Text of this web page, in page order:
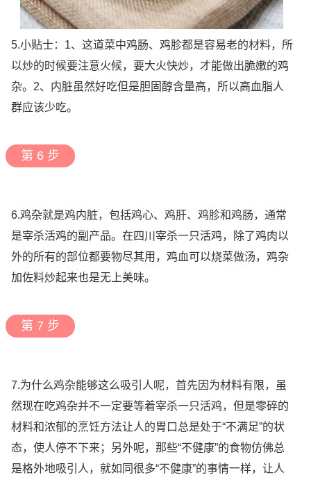
5.小贴士：1、这道菜中鸡肠、鸡胗都是容易老的材料，所
以炒的时候要注意火候，要大火快炒，才能做出脆嫩的鸡
杂。2、内脏虽然好吃但是胆固醇含量高，所以高血脂人
群应该少吃。
第 6 步
6.鸡杂就是鸡内脏，包括鸡心、鸡肝、鸡胗和鸡肠，通常
是宰杀活鸡的副产品。在四川宰杀一只活鸡，除了鸡肉以
外的所有的部位都要物尽其用，鸡血可以烧菜做汤，鸡杂
加佐料炒起来也是无上美味。
第 7 步
7.为什么鸡杂能够这么吸引人呢，首先因为材料有限，虽
然现在吃鸡杂并不一定要等着宰杀一只活鸡，但是零碎的
材料和浓郁的烹饪方法让人的胃口总是处于“不满足”的状
态，使人停不下来；另外呢，那些“不健康”的食物仿佛总
是格外地吸引人，就如同很多“不健康”的事情一样，让人